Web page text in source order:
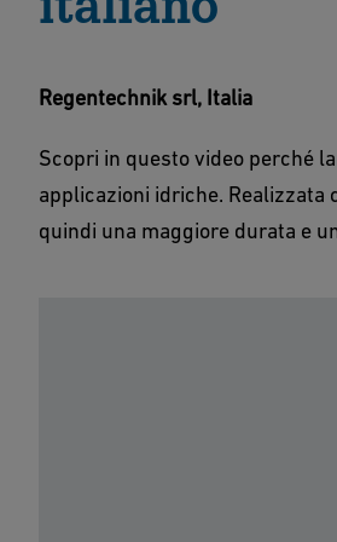
Regentechnik srl, Italia
Scopri in questo video perché
applicazioni idriche.
quindi una maggiore durata e